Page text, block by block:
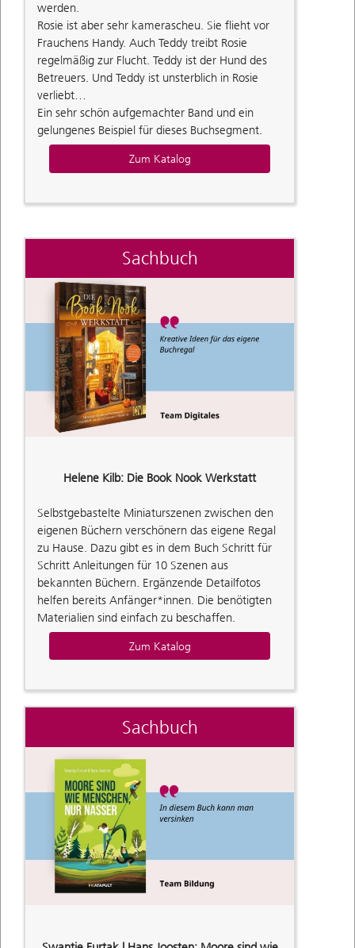
werden.
Rosie ist aber sehr kamerascheu. Sie flieht vor
Frauchens Handy. Auch Teddy treibt Rosie
regelmäßig zur Flucht. Teddy ist der Hund des
Betreuers. Und Teddy ist unsterblich in Rosie
verliebt…
Ein sehr schön aufgemachter Band und ein
gelungenes Beispiel für dieses Buchsegment.
Zum Katalog
Sachbuch
Helene Kilb: Die Book Nook Werkstatt
Selbstgebastelte Miniaturszenen zwischen den
eigenen Büchern verschönern das eigene Regal
zu Hause. Dazu gibt es in dem Buch Schritt für
Schritt Anleitungen für 10 Szenen aus
bekannten Büchern. Ergänzende Detailfotos
helfen bereits Anfänger*innen. Die benötigten
Materialien sind einfach zu beschaffen.
Zum Katalog
Sachbuch